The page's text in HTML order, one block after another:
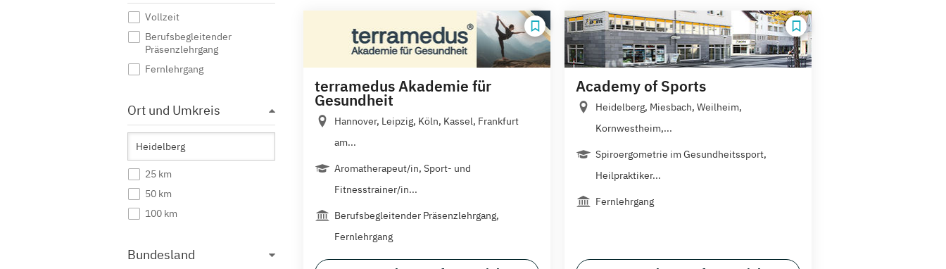
Vollzeit
Berufsbegleitender
Präsenzlehrgang
Fernlehrgang
Ort und Umkreis
25 km
50 km
100 km
Bundesland
terramedus Akademie für
Gesundheit
Hannover, Leipzig, Köln, Kassel, Frankfurt
am...
Aromatherapeut/in, Sport- und
Fitnesstrainer/in...
Berufsbegleitender Präsenzlehrgang,
Fernlehrgang
Academy of Sports
Heidelberg, Miesbach, Weilheim,
Kornwestheim,...
Spiroergometrie im Gesundheitssport,
Heilpraktiker...
Fernlehrgang